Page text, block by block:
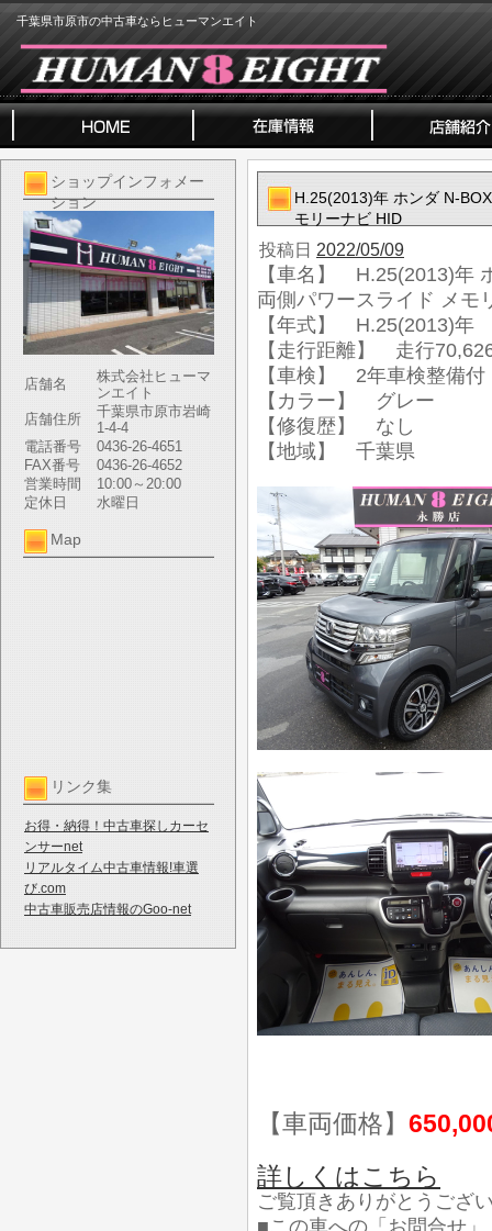
千葉県市原市の中古車ならヒューマンエイト
ショップインフォメー
ション
店舗名
株式会社ヒューマ
ンエイト
店舗住所
千葉県市原市岩崎
1-4-4
電話番号
0436-26-4651
FAX番号
0436-26-4652
営業時間
10:00～20:00
定休日
水曜日
Map
リンク集
お得・納得！中古車探しカーセ
ンサーnet
リアルタイム中古車情報!車選
び.com
中古車販売店情報のGoo-net
H.25(2013)年 ホンダ N-
モリーナビ HID
投稿日 2022/05/09
【車名】 H.25(2013)年
両側パワースライド メモ
【年式】 H.25(2013)年
【走行距離】 走行
【車検】 2年車検整備付
【カラー】 グレー
【修復歴】 なし
【地域】 千葉県
【車両価格】
詳しくはこちら
ご覧頂きありがとうござ
■この車への「お問合せ